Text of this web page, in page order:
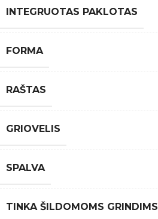
INTEGRUOTAS PAKLOTAS
FORMA
RAŠTAS
GRIOVELIS
SPALVA
TINKA ŠILDOMOMS GRINDIMS